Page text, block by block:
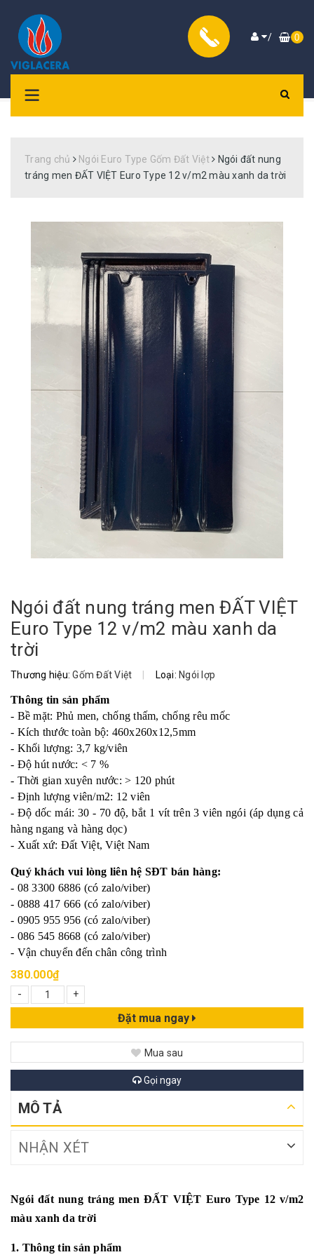
/ 0
Trang chủ Ngói Euro Type Gốm Đất Việt
Ngói đất nung
tráng men ĐẤT VIỆT Euro Type 12 v/m2 màu xanh da trời
Ngói đất nung tráng men ĐẤT VIỆT
Euro Type 12 v/m2 màu xanh da
trời
Thương hiệu:Gốm Đất Việt | Loại: Ngói lợp
Thông tin sản phẩm
- Bề mặt: Phủ men, chống thấm, chống rêu mốc
- Kích thước toàn bộ: 460x260x12,5mm
- Khối lượng: 3,7 kg/viên
- Độ hút nước: < 7 %
- Thời gian xuyên nước: > 120 phút
- Định lượng viên/m2: 12 viên
- Độ dốc mái: 30 - 70 độ, bắt 1 vít trên 3 viên ngói (áp dụng cả
hàng ngang và hàng dọc)
- Xuất xứ: Đất Việt, Việt Nam
Quý khách vui lòng liên hệ SĐT bán hàng:
- 08 3300 6886 (có zalo/viber)
- 0888 417 666 (có zalo/viber)
- 0905 955 956 (có zalo/viber)
- 086 545 8668 (có zalo/viber)
- Vận chuyển đến chân công trình
380.000₫
-
+
Đặt mua ngay
Mua sau
Gọi ngay
MÔ TẢ
NHẬN XÉT
Ngói đất nung tráng men ĐẤT VIỆT Euro Type 12 v/m2
màu xanh da trời
1. Thông tin sản phẩm